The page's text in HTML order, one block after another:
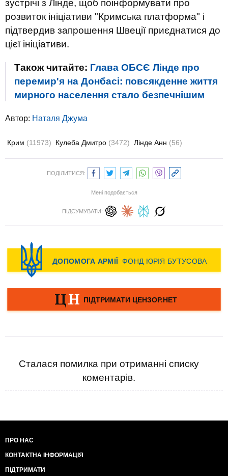
зустрічі з Лінде, щоб поінформувати про
розвиток ініціативи "Кримська платформа" і
підтвердив запрошення Швеції приєднатися до
цієї ініціативи.
Також читайте: Глава ОБСЄ Лінде про
перемир'я на Донбасі: повсякденне життя
мирного населення стало безпечнішим
Автор: Наталя Джума
Крим (11973) Кулеба Дмитро (3472) Лінде Анн (56)
ПОДІЛИТИСЯ:
Мені подобається
ПІДСУМУВАТИ:
Сталася помилка при отриманні списку
коментарів.
ПРО НАС
КОНТАКТНА ІНФОРМАЦІЯ
ПІДТРИМАТИ